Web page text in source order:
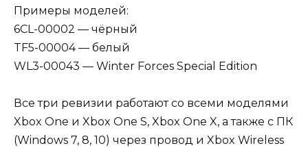
Примеры моделей:
6CL-00002 — чёрный
TF5-00004 — белый
WL3-00043 — Winter Forces Special Edition
Все три ревизии работают со всеми моделями
Xbox One и Xbox One S, Xbox One X, а также с ПК
(Windows 7, 8, 10) через провод и Xbox Wireless